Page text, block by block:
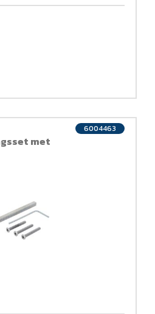
met
6004463